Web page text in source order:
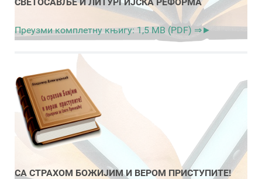
Преузми комплетну књигу: 1,5 MB (PDF) ⇒►
СА СТРАХОМ БОЖИЈИМ И ВЕРОМ ПРИСТУПИТЕ!